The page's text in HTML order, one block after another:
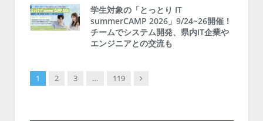
学生対象の「とっとり IT
summerCAMP 2026」9/24~26開催！
チームでシステム開発、県内IT企業や
エンジニアとの交流も
1 2 3 … 119 Next